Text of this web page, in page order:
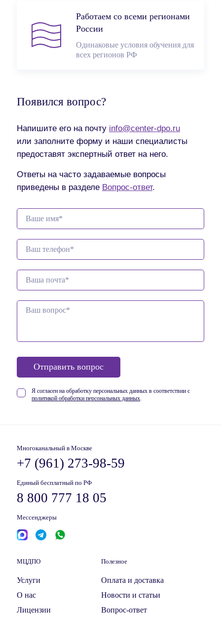
Работаем со всеми регионами
России
Одинаковые условия обучения для
всех регионов РФ
Появился вопрос?
Напишите его на почту info@center-dpo.ru
или заполните форму и наши специалисты
предоставят экспертный ответ на него.
Ответы на часто задаваемые вопросы
приведены в разделе Вопрос-ответ.
Отправить вопрос
Я согласен на обработку персональных данных в соответствии с
политикой обработки персональных данных
Многоканальный в Москве
+7 (961) 273-98-59
Единый бесплатный по РФ
8 800 777 18 05
Мессенджеры
МЦДПО
Услуги
О нас
Лицензии
Полезное
Оплата и доставка
Новости и статьи
Вопрос-ответ